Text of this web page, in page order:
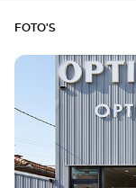
FOTO'S